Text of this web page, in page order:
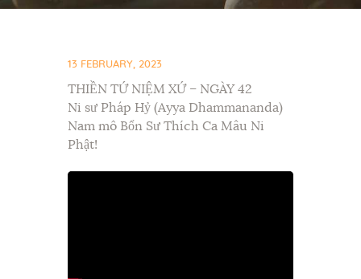
13 FEBRUARY, 2023
THIỀN TỨ NIỆM XỨ – NGÀY 42
Ni sư Pháp Hỷ (Ayya Dhammananda)
Nam mô Bổn Sư Thích Ca Mâu Ni
Phật!